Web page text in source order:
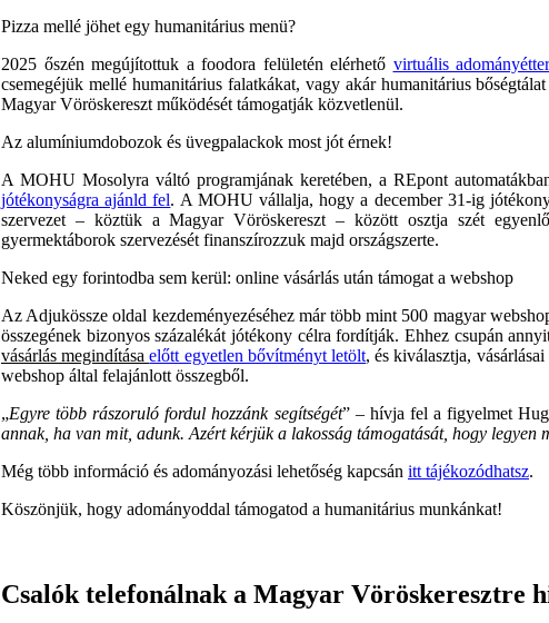
Pizza mellé jöhet egy humanitárius menü?
2025 őszén megújítottuk a foodora felületén elérhető virtuális
csemegéjük mellé humanitárius falatkákat, vagy akár humanitárius
Magyar Vöröskereszt működését támogatják közvetlenül.
Az alumíniumdobozok és üvegpalackok most jót érnek!
A MOHU Mosolyra váltó programjának keretében, a REpont
jótékonyságra ajánld fel. A MOHU vállalja, hogy a december 31-ig
szervezet – köztük a Magyar Vöröskereszt – között osztja szét
gyermektáborok szervezését finanszírozzuk majd országszerte.
Neked egy forintodba sem kerül: online vásárlás után támogat a webshop
Az Adjukössze oldal kezdeményezéséhez már több mint 500 magyar
összegének bizonyos százalékát jótékony célra fordítják. Ehhez csupán
vásárlás megindításaelőtt egyetlen bővítményt letölt, és kiválasztja,
webshop által felajánlott összegből.
„Egyre több rászoruló fordul hozzánk segítségét” – hívja fel a figyelmet
annak, ha van mit, adunk. Azért kérjük a lakosság támogatását, hogy legyen
Még több információ és adományozási lehetőség kapcsán itt tájékozódhatsz.
Köszönjük, hogy adományoddal támogatod a humanitárius munkánkat!
Csalók telefonálnak a Magyar Vöröskeresztre